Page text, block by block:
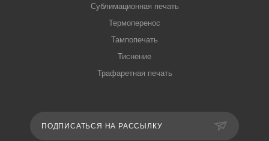
Сублимационная печать
Термоперенос
Тампопечать
Тиснение
Трафаретная печать
ПОДПИСАТЬСЯ НА РАССЫЛКУ